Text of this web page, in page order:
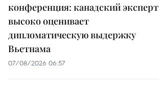
конференция: канадский эксперт
высоко оценивает
дипломатическую выдержку
Вьетнама
07/08/2026 06:57